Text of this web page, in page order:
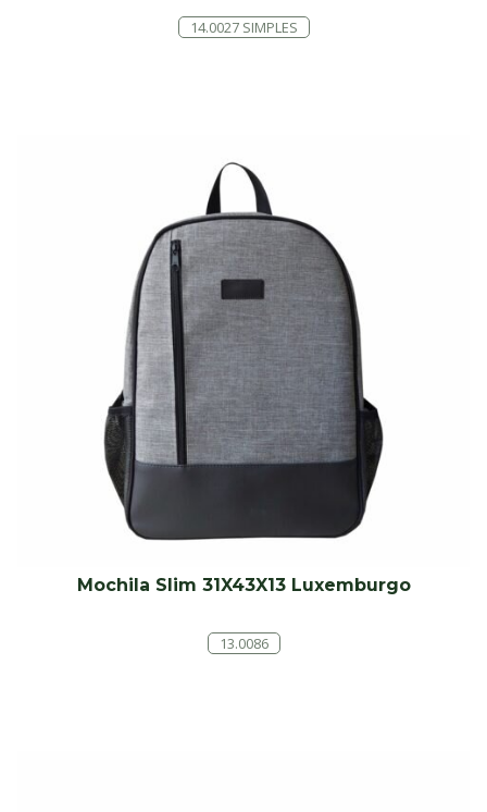
14.0027 SIMPLES
Mochila Slim 31X43X13 Luxemburgo
13.0086